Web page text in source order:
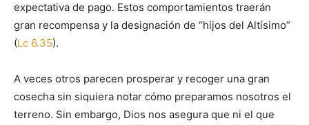
expectativa de pago. Estos comportamientos traerán
gran recompensa y la designación de “hijos del Altísimo”
(Lc 6.35).
A veces otros parecen prosperar y recoger una gran
cosecha sin siquiera notar cómo preparamos nosotros el
terreno. Sin embargo, Dios nos asegura que ni el que